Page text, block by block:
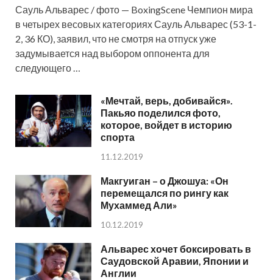
Сауль Альварес / фото — BoxingScene Чемпион мира
в четырех весовых категориях Сауль Альварес (53-1-
2, 36 КО), заявил, что не смотря на отпуск уже
задумывается над выбором оппонента для
следующего …
«Мечтай, верь, добивайся».
Пакьяо поделился фото,
которое, войдет в историю
спорта
11.12.2019
Макгуиган – о Джошуа: «Он
перемещался по рингу как
Мухаммед Али»
10.12.2019
Альварес хочет боксировать в
Саудовской Аравии, Японии и
Англии